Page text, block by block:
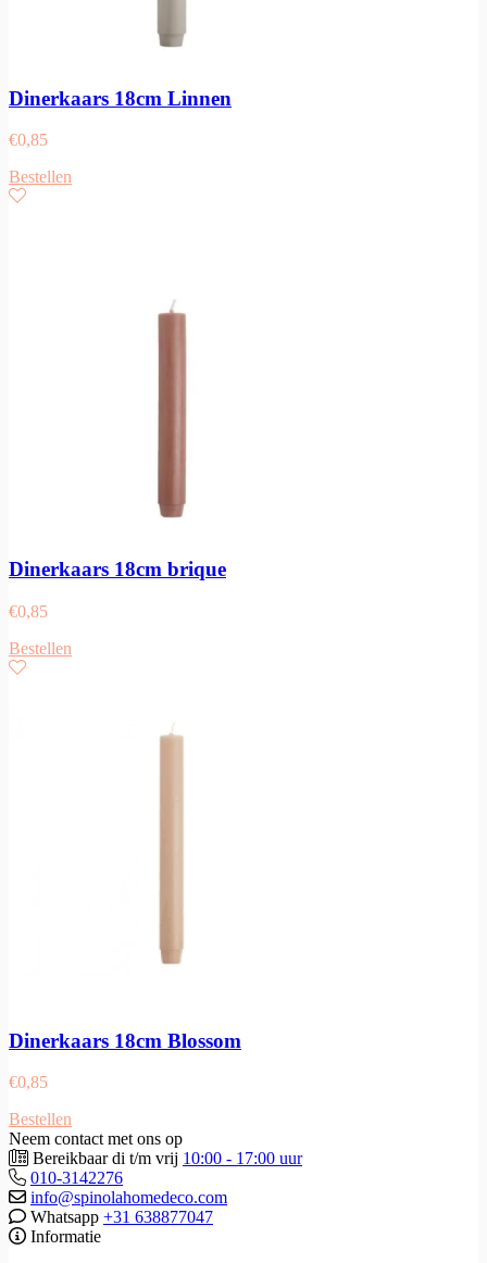
Dinerkaars 18cm Linnen
€0,85
Bestellen
Dinerkaars 18cm brique
€0,85
Bestellen
Dinerkaars 18cm Blossom
€0,85
Bestellen
Neem contact met ons op
Bereikbaar di t/m vrij 10:00 - 17:00 uur
010-3142276
info@spinolahomedeco.com
Whatsapp +31 638877047
Informatie